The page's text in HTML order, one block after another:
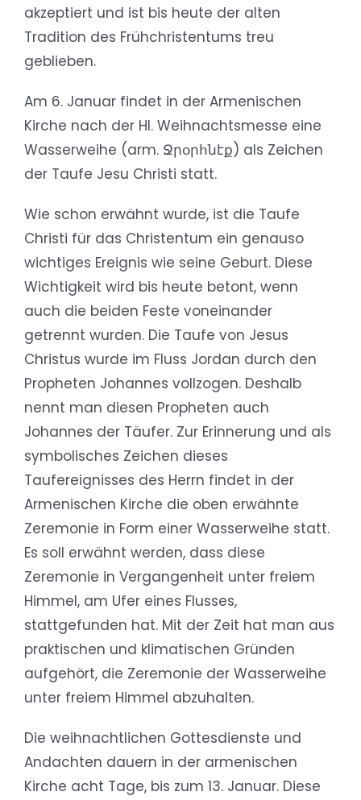
akzeptiert und ist bis heute der alten
Tradition des Frühchristentums treu
geblieben.
Am 6. Januar findet in der Armenischen
Kirche nach der Hl. Weihnachtsmesse eine
Wasserweihe (arm. Ջրօրհնէք) als Zeichen
der Taufe Jesu Christi statt.
Wie schon erwähnt wurde, ist die Taufe
Christi für das Christentum ein genauso
wichtiges Ereignis wie seine Geburt. Diese
Wichtigkeit wird bis heute betont, wenn
auch die beiden Feste voneinander
getrennt wurden. Die Taufe von Jesus
Christus wurde im Fluss Jordan durch den
Propheten Johannes vollzogen. Deshalb
nennt man diesen Propheten auch
Johannes der Täufer. Zur Erinnerung und als
symbolisches Zeichen dieses
Taufereignisses des Herrn findet in der
Armenischen Kirche die oben erwähnte
Zeremonie in Form einer Wasserweihe statt.
Es soll erwähnt werden, dass diese
Zeremonie in Vergangenheit unter freiem
Himmel, am Ufer eines Flusses,
stattgefunden hat. Mit der Zeit hat man aus
praktischen und klimatischen Gründen
aufgehört, die Zeremonie der Wasserweihe
unter freiem Himmel abzuhalten.
Die weihnachtlichen Gottesdienste und
Andachten dauern in der armenischen
Kirche acht Tage, bis zum 13. Januar. Diese